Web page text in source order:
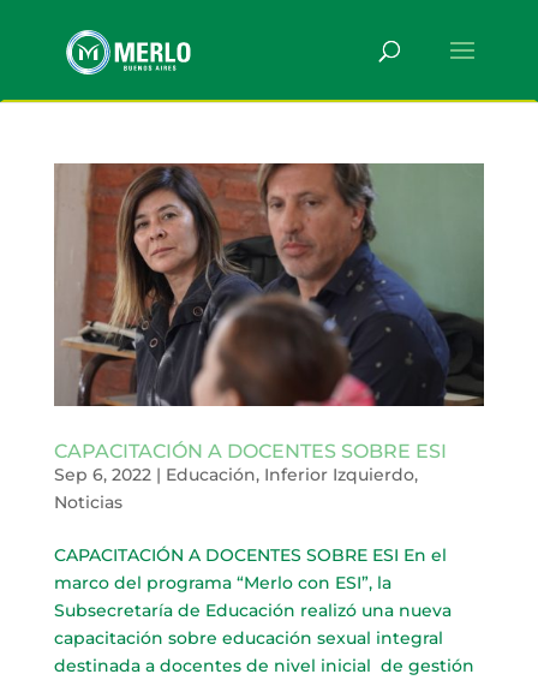
CAPACITACIÓN A DOCENTES SOBRE ESI
Sep 6, 2022 | Educación, Inferior Izquierdo,
Noticias
CAPACITACIÓN A DOCENTES SOBRE ESI En el
marco del programa “Merlo con ESI”, la
Subsecretaría de Educación realizó una nueva
capacitación sobre educación sexual integral
destinada a docentes de nivel inicial de gestión